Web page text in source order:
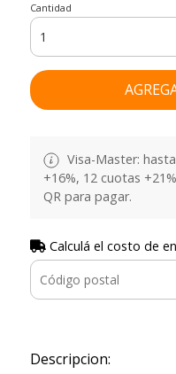
Cantidad
Visa-Master:
+16%, 12 cuotas
QR para pagar.
Calculá el costo de
Descripcion: